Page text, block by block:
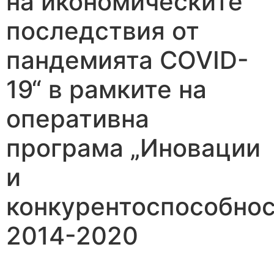
последствия от
пандемията COVID-
19“ в рамките на
оперативна
програма „Иновации
и
2014-2020